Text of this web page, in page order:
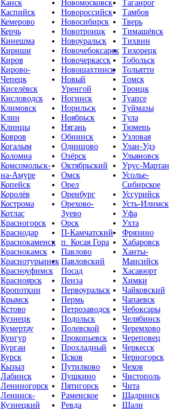
Канск
Каспийск
Кемерово
Керчь
Кинешма
Кириши
Киров
Кирово-
Чепецк
Киселёвск
Кисловодск
Климовск
Клин
Клинцы
Ковров
Когалым
Коломна
Комсомольск-
на-Амуре
Копейск
Королёв
Кострома
Котлас
Красногорск
Краснодар
Краснокаменск
Краснокамск
Краснотурьинск
Красноуфимск
Красноярск
Кропоткин
Крымск
Кстово
Кузнецк
Кумертау
Кунгур
Курган
Курск
Кызыл
Лабинск
Лениногорск
Ленинск-
Кузнецкий
Новомосковск
Новороссийск
Новосибирск
Новотроицк
Новоуральск
Новочебоксарск
Новочеркасск
Новошахтинск
Новый
Уренгой
Ногинск
Норильск
Ноябрьск
Нягань
Обнинск
Одинцово
Озёрск
Октябрьский
Омск
Орел
Оренбург
Орехово-
Зуево
Орск
П-Камчатский
п. Косая Гора
Павлово
Павловский
Посад
Пенза
Первоуральск
Пермь
Петрозаводск
Подольск
Полевской
Прокопьевск
Прохладный
Псков
Путилково
Пушкино
Пятигорск
Раменское
Ревда
Таганрог
Тамбов
Тверь
Тимашёвск
Тихвин
Тихорецк
Тобольск
Тольятти
Томск
Троицк
Туапсе
Туймазы
Тула
Тюмень
Узловая
Улан-Удэ
Ульяновск
Урус-Мартан
Усолье-
Сибирское
Уссурийск
Усть-Илимск
Уфа
Ухта
Фрязино
Хабаровск
Ханты-
Мансийск
Хасавюрт
Химки
Чайковский
Чапаевск
Чебоксары
Челябинск
Черемхово
Череповец
Черкесск
Черногорск
Чехов
Чистополь
Чита
Шадринск
Шали